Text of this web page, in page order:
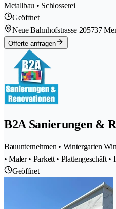
Metallbau • Schlosserei
Geöffnet
Neue Bahnhofstrasse 205737
Offerte anfragen
B2A Sanierungen &
Bauunternehmen • Wintergarten
• Maler • Parkett • Plattengeschäft
Geöffnet